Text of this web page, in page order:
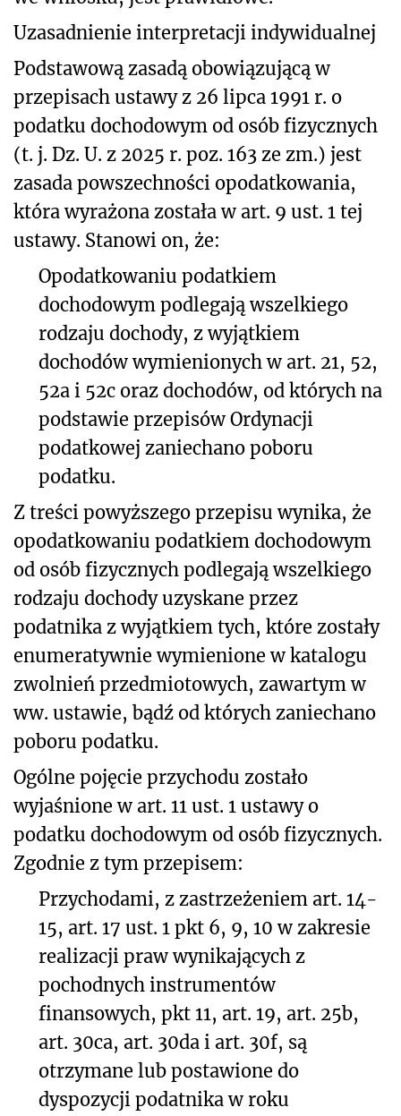
Uzasadnienie interpretacji indywidualnej
Podstawową zasadą obowiązującą w
przepisach ustawy z 26 lipca 1991 r. o
podatku dochodowym od osób fizycznych
(t. j. Dz. U. z 2025 r. poz. 163 ze zm.) jest
zasada powszechności opodatkowania,
która wyrażona została w art. 9 ust. 1 tej
ustawy. Stanowi on, że:
Opodatkowaniu podatkiem
dochodowym podlegają wszelkiego
rodzaju dochody, z wyjątkiem
dochodów wymienionych w art. 21, 52,
52a i 52c oraz dochodów, od których na
podstawie przepisów Ordynacji
podatkowej zaniechano poboru
podatku.
Z treści powyższego przepisu wynika, że
opodatkowaniu podatkiem dochodowym
od osób fizycznych podlegają wszelkiego
rodzaju dochody uzyskane przez
podatnika z wyjątkiem tych, które zostały
enumeratywnie wymienione w katalogu
zwolnień przedmiotowych, zawartym w
ww. ustawie, bądź od których zaniechano
poboru podatku.
Ogólne pojęcie przychodu zostało
wyjaśnione w art. 11 ust. 1 ustawy o
podatku dochodowym od osób fizycznych.
Zgodnie z tym przepisem:
Przychodami, z zastrzeżeniem art. 14-
15, art. 17 ust. 1 pkt 6, 9, 10 w zakresie
realizacji praw wynikających z
pochodnych instrumentów
finansowych, pkt 11, art. 19, art. 25b,
art. 30ca, art. 30da i art. 30f, są
otrzymane lub postawione do
dyspozycji podatnika w roku